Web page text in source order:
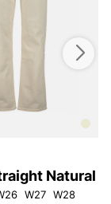
Natural
W27 W28